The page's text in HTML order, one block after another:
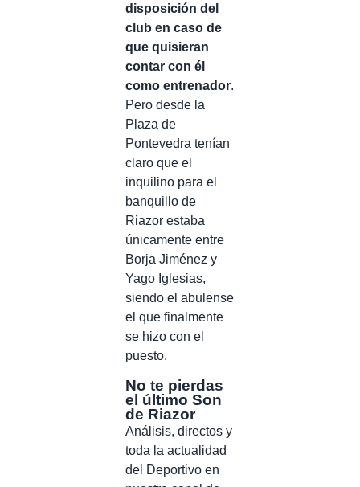
disposición del
club en caso de
que quisieran
contar con él
como entrenador.
Pero desde la
Plaza de
Pontevedra tenían
claro que el
inquilino para el
banquillo de
Riazor estaba
únicamente entre
Borja Jiménez y
Yago Iglesias,
siendo el abulense
el que finalmente
se hizo con el
puesto.
No te pierdas
el último Son
de Riazor
Análisis, directos y
toda la actualidad
del Deportivo en